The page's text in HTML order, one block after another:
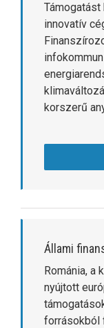
Támogatást
innovatív
korszerű
Állami
Románia, a
nyújtott
forrásokból